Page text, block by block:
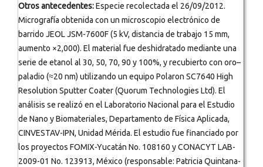
Otros antecedentes:Especie recolectada el 26/09/2012.
Micrografía obtenida con un microscopio electrónico de
barrido JEOL JSM-7600F (5 kV, distancia de trabajo 15 mm,
aumento ×2,000). El material fue deshidratado mediante una
serie de etanol al 30, 50, 70, 90 y 100%, y recubierto con oro–
paladio (≈20 nm) utilizando un equipo Polaron SC7640 High
Resolution Sputter Coater (Quorum Technologies Ltd). El
análisis se realizó en el Laboratorio Nacional para el Estudio
de Nano y Biomateriales, Departamento de Física Aplicada,
CINVESTAV-IPN, Unidad Mérida. El estudio fue financiado por
los proyectos FOMIX-Yucatán No. 108160 y CONACYT LAB-
2009-01 No. 123913, México (responsable: Patricia Quintana-